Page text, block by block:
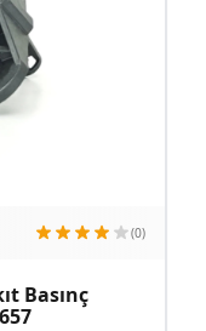
(0)
Basınç